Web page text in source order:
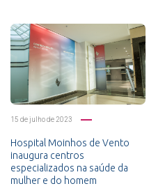
15 de julho de 2023
Hospital Moinhos de Vento
inaugura centros
especializados na saúde da
mulher e do homem